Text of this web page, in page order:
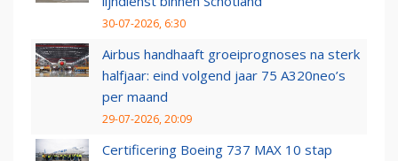
30-07-2026, 6:30
Airbus handhaaft groeiprognoses na sterk
halfjaar: eind volgend jaar 75 A320neo’s
per maand
29-07-2026, 20:09
Certificering Boeing 737 MAX 10 stap